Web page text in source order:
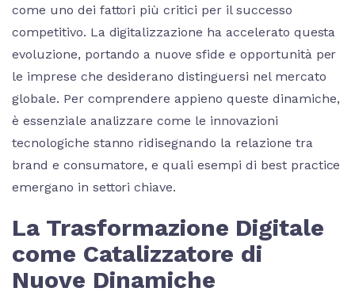
come uno dei fattori più critici per il successo
competitivo. La digitalizzazione ha accelerato questa
evoluzione, portando a nuove sfide e opportunità per
le imprese che desiderano distinguersi nel mercato
globale. Per comprendere appieno queste dinamiche,
è essenziale analizzare come le innovazioni
tecnologiche stanno ridisegnando la relazione tra
brand e consumatore, e quali esempi di best practice
emergano in settori chiave.
La Trasformazione Digitale
come Catalizzatore di
Nuove Dinamiche